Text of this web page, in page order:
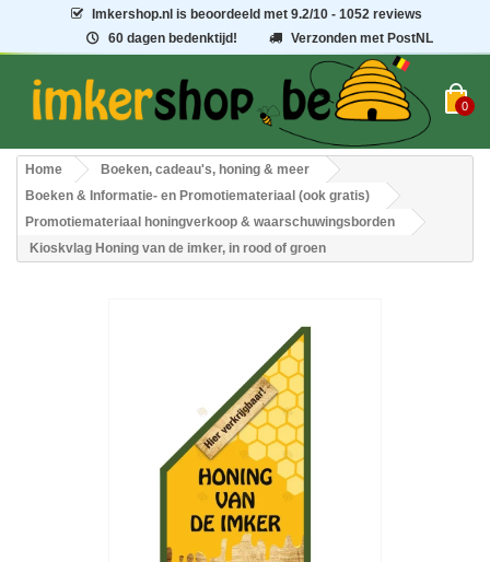
Imkershop.nl is beoordeeld met9.2/10 - 1052 reviews
60 dagen bedenktijd!
Verzonden met PostNL
0
Home
Boeken, cadeau's, honing & meer
Boeken & Informatie- en Promotiemateriaal (ook gratis)
Promotiemateriaal honingverkoop & waarschuwingsborden
Kioskvlag Honing van de imker, in rood of groen